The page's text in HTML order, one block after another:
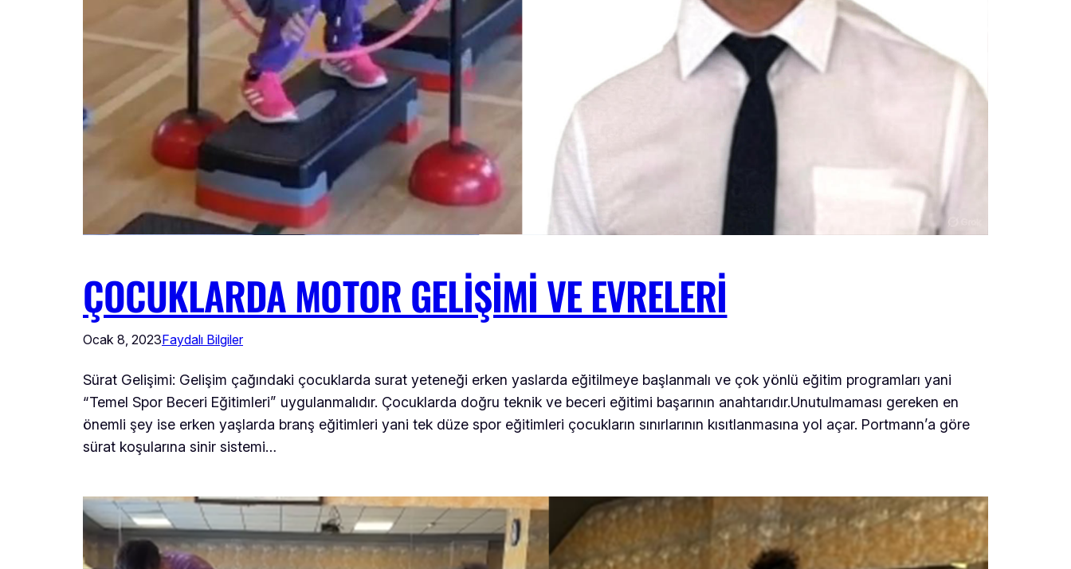
ÇOCUKLARDA MOTOR GELIŞIMI VE EVRELERI
Ocak 8, 2023Faydalı Bilgiler
Sürat Gelişimi: Gelişim çağındaki çocuklarda surat yeteneği erken yaslarda eğitilmeye başlanmalı ve çok yönlü eğitim programları yani
“Temel Spor Beceri Eğitimleri” uygulanmalıdır. Çocuklarda doğru teknik ve beceri eğitimi başarının anahtarıdır.Unutulmaması gereken en
önemli şey ise erken yaşlarda branş eğitimleri yani tek düze spor eğitimleri çocukların sınırlarının kısıtlanmasına yol açar. Portmann’a göre
sürat koşularına sinir sistemi…